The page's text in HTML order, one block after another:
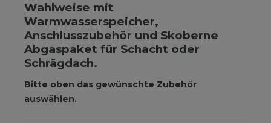
Wahlweise mit
Warmwasserspeicher,
Anschlusszubehör und Skoberne
Abgaspaket für Schacht oder
Schrägdach.
Bitte oben das gewünschte Zubehör
auswählen.